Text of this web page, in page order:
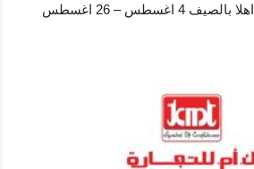
عروض لولو قطر اليوم اهلا بالصيف 4 اغسطس – 26 اغسطس